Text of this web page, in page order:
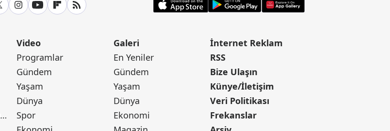
Canan Barlas ile Gündem
Video
Programlar
Gündem
Yaşam
Dünya
Spor
Galeri
En Yeniler
Gündem
Yaşam
Dünya
Ekonomi
İnternet Reklam
RSS
Bize Ulaşın
Künye/İletişim
Veri Politikası
Frekanslar